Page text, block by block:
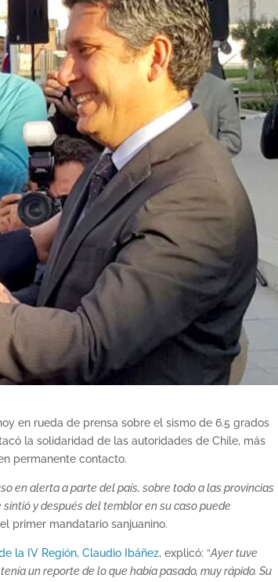
en rueda de prensa sobre el sismo de 6.5 grados
la solidaridad de las autoridades de Chile, más
permanente contacto.
en alerta a parte del país, sobre todo a las provincias
y después del temblor en su caso puede
primer mandatario sanjuanino.
la IV Región, Claudio Ibáñez, explicó: “Ayer tuve
un reporte de lo que había pasado, muy rápido. Su